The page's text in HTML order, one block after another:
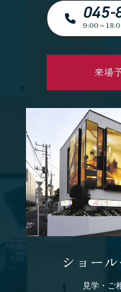
045-
9:00～
来場
ショー
見学・ご